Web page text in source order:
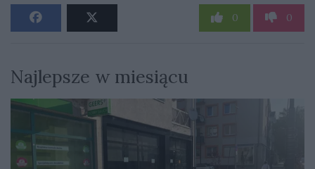
0 0
Najlepsze w miesiącu